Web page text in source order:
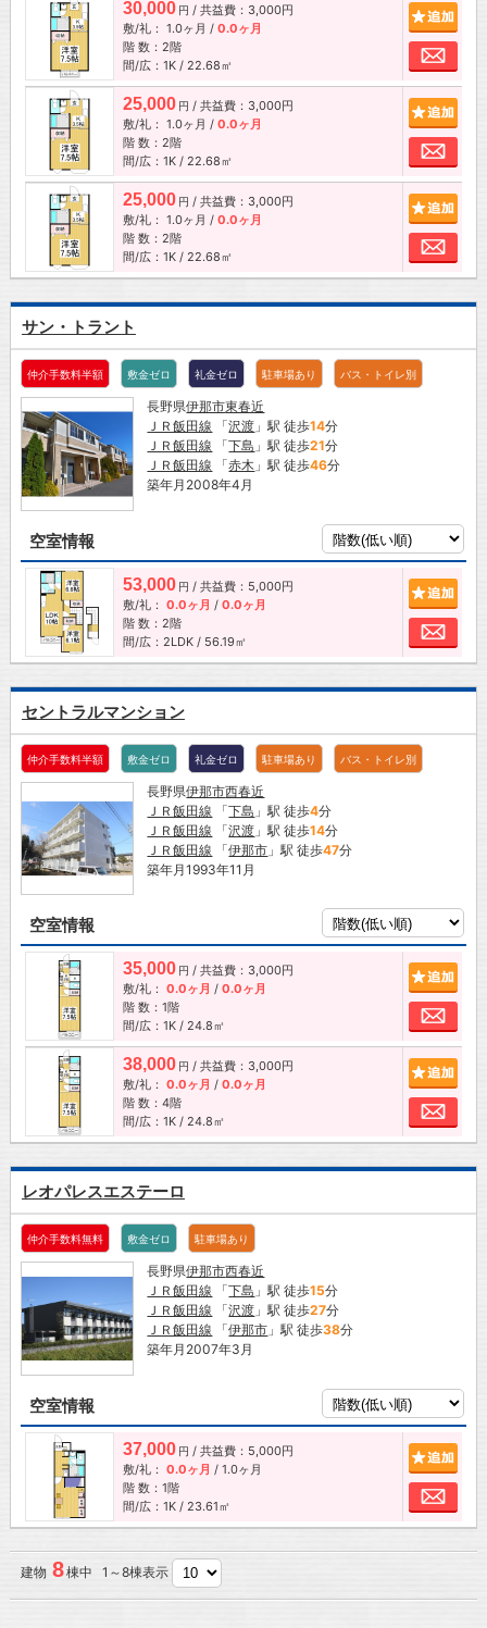
30,000 円 / 共益費：3,000円
敷/礼： 1.0ヶ月 / 0.0ヶ月
階 数：2階
間/広：1K / 22.68㎡
お
25,000 円 / 共益費：3,000円
敷/礼： 1.0ヶ月 / 0.0ヶ月
階 数：2階
間/広：1K / 22.68㎡
お
25,000 円 / 共益費：3,000円
敷/礼： 1.0ヶ月 / 0.0ヶ月
階 数：2階
間/広：1K / 22.68㎡
お
サン・トラント
仲介手数料半額 敷金ゼロ 礼金ゼロ 駐車場あり バス・トイレ別
長野県伊那市東春近
ＪＲ飯田線 「沢渡 」駅 徒歩14分
ＪＲ飯田線 「下島 」駅 徒歩21分
ＪＲ飯田線 「赤木 」駅 徒歩46分
築年月2008年4月
空室情報
53,000 円 / 共益費：5,000円
敷/礼： 0.0ヶ月 / 0.0ヶ月
階 数：2階
間/広：2LDK / 56.19㎡
追加
お
セントラルマンション
仲介手数料半額 敷金ゼロ 礼金ゼロ 駐車場あり バス・トイレ別
長野県伊那市西春近
ＪＲ飯田線 「下島 」駅 徒歩4分
ＪＲ飯田線 「沢渡 」駅 徒歩14分
ＪＲ飯田線 「伊那市 」駅 徒歩47分
築年月1993年11月
空室情報
35,000 円 / 共益費：3,000円
敷/礼： 0.0ヶ月 / 0.0ヶ月
階 数：1階
間/広：1K / 24.8㎡
お
38,000 円 / 共益費：3,000円
敷/礼： 0.0ヶ月 / 0.0ヶ月
階 数：4階
間/広：1K / 24.8㎡
お
レオパレスエステーロ
仲介手数料無料 敷金ゼロ 駐車場あり
長野県伊那市西春近
ＪＲ飯田線 「下島 」駅 徒歩15分
ＪＲ飯田線 「沢渡 」駅 徒歩27分
ＪＲ飯田線 「伊那市 」駅 徒歩38分
築年月2007年3月
空室情報
37,000 円 / 共益費：5,000円
敷/礼： 0.0ヶ月 / 1.0ヶ月
階 数：1階
間/広：1K / 23.61㎡
お
建物 8棟中 1～8棟表示